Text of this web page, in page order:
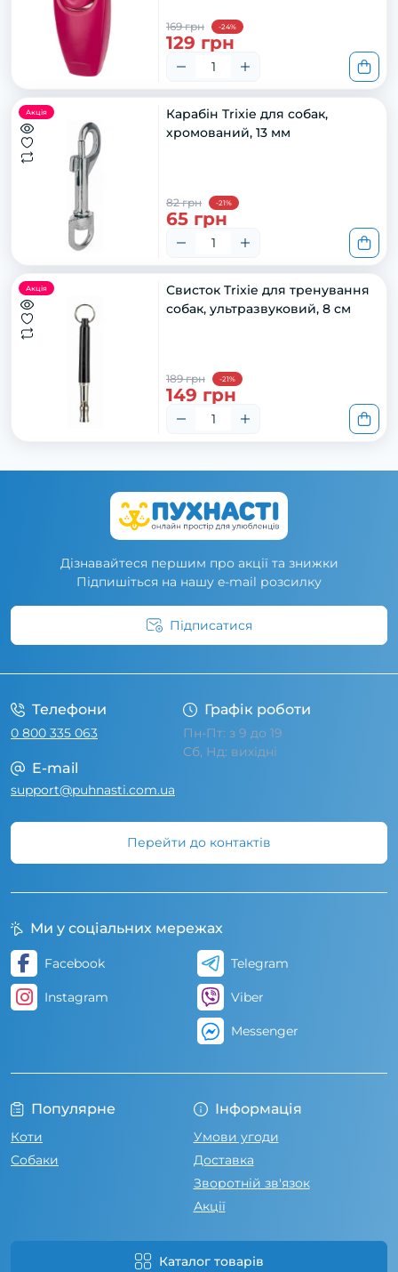
169 грн -24%
129 грн
Акція
Карабін Trixie для собак,
хромований, 13 мм
82 грн -21%
65 грн
Акція
Свисток Trixie для тренування
собак, ультразвуковий, 8 см
189 грн -21%
149 грн
Дізнавайтеся першим про акції та знижки
Підпишіться на нашу e-mail розсилку
Підписатися
Телефони
0 800 335 063
Графік роботи
Пн-Пт: з 9 до 19
Сб, Нд: вихідні
E-mail
support@puhnasti.com.ua
Перейти до контактів
Популярне
Коти
Собаки
Інформація
Умови угоди
Доставка
Зворотній зв'язок
Акції
Каталог товарів
Ми у соціальних мережах
Facebook
Instagram
Telegram
Viber
Messenger